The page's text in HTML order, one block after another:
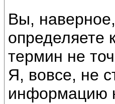
Вы,
определяете
термин не
Я, вовсе, не
информацию